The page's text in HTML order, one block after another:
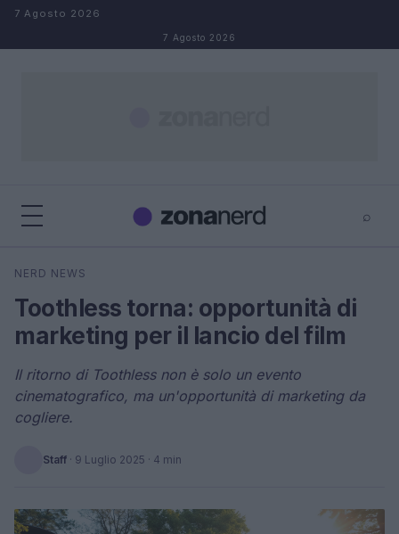
Salta al contenuto
7 Agosto 2026
7 Agosto 2026
⌕
Cerca
NERD NEWS
Toothless torna: opportunità di
marketing per il lancio del film
Il ritorno di Toothless non è solo un evento
cinematografico, ma un'opportunità di marketing da
cogliere.
Staff · 9 Luglio 2025 · 4 min